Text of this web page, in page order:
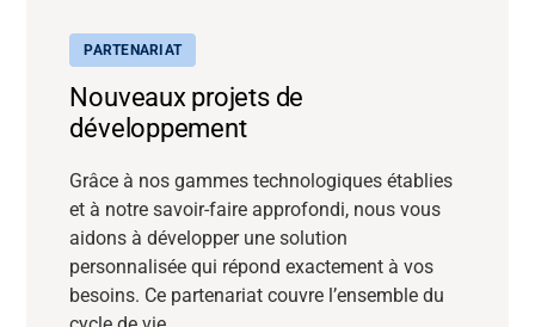
PARTENARIAT
Nouveaux projets de
développement
Grâce à nos gammes technologiques établies
et à notre savoir-faire approfondi, nous vous
aidons à développer une solution
personnalisée qui répond exactement à vos
besoins. Ce partenariat couvre l’ensemble du